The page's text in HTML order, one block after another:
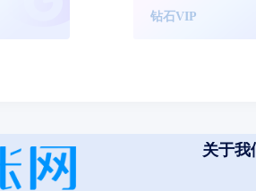
钻石VIP
关于我